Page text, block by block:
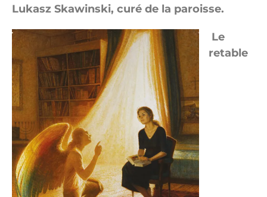
Lukasz Skawinski, curé de la paroisse.
Le
retable